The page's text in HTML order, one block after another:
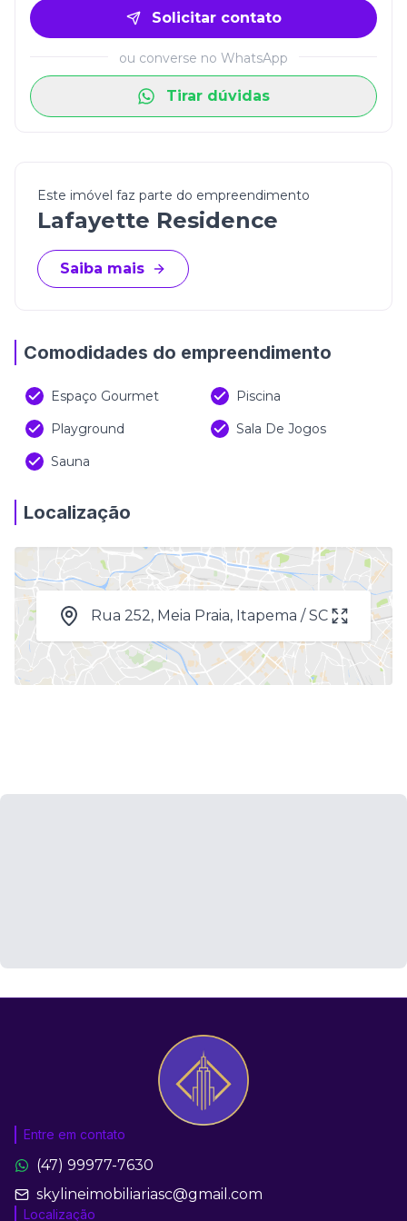
Com apenas duas unidades por andar em uma
torre de aproximadamente 43 metros de altura, o
Lafayette garante mais exclusividade, tranquilidade
e privacidade aos seus moradores. Aqui, cada
Solicitar contato
ou converse no WhatsApp
Tirar dúvidas
Este imóvel faz parte do empreendimento
Lafayette Residence
Saiba mais
Comodidades do empreendimento
Espaço Gourmet
Piscina
Playground
Sala De Jogos
Sauna
Localização
Rua 252, Meia Praia, Itapema / SC
Entre em contato
(47) 99977-7630
skylineimobiliariasc@gmail.com
Localização